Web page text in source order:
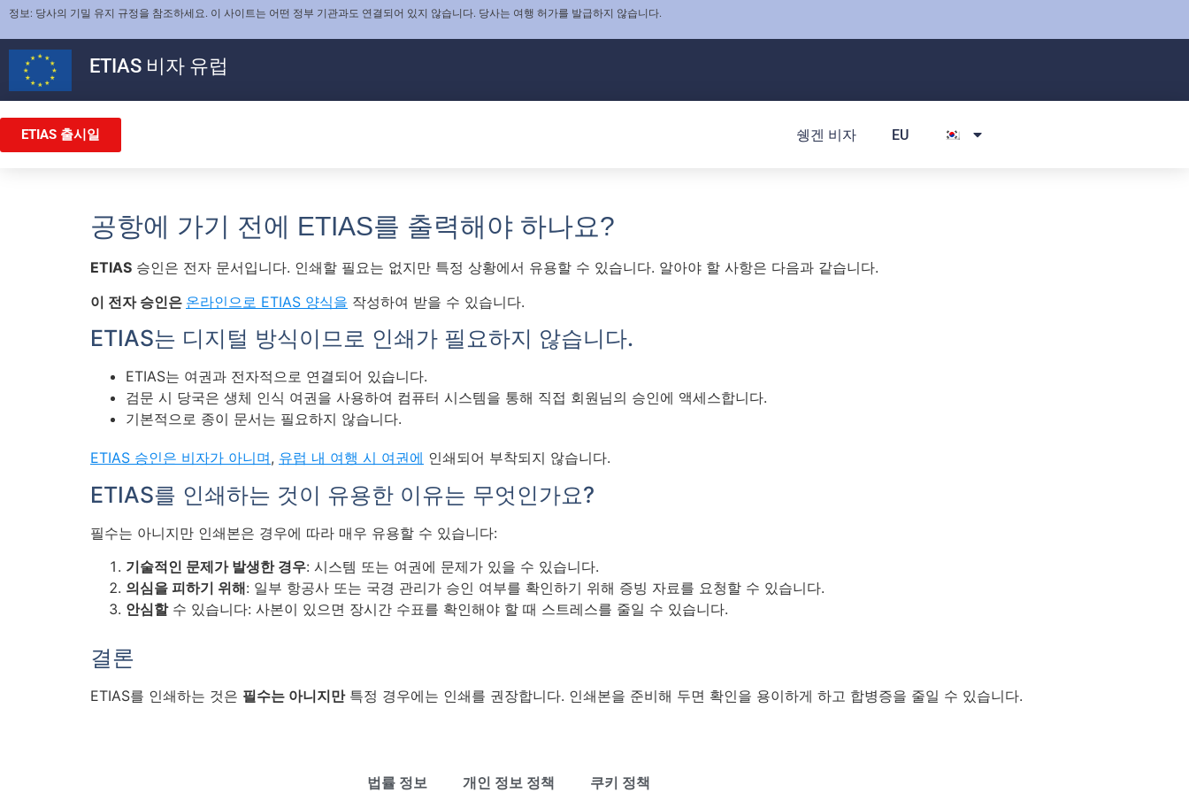
정보: 당사의 기밀 유지 규정을 참조하세요. 이 사이트는 어떤 정부 기관과도 연결되어 있지 않습니다. 당사는 여행 허가를 발급하지 않습니다.
ETIAS 비자 유럽
ETIAS 출시일 쉥겐 비자 EU
공항에 가기 전에 ETIAS를 출력해야 하나요?
ETIAS 승인은 전자 문서입니다. 인쇄할 필요는 없지만 특정 상황에서 유용할 수 있습니다. 알아야 할 사항은 다음과 같습니다.
이 전자 승인은 온라인으로 ETIAS 양식을 작성하여 받을 수 있습니다.
ETIAS는 디지털 방식이므로 인쇄가 필요하지 않습니다.
ETIAS는 여권과 전자적으로 연결되어 있습니다.
검문 시 당국은 생체 인식 여권을 사용하여 컴퓨터 시스템을 통해 직접 회원님의 승인에 액세스합니다.
기본적으로 종이 문서는 필요하지 않습니다.
ETIAS 승인은 비자가 아니며, 유럽 내 여행 시 여권에 인쇄되어 부착되지 않습니다.
ETIAS를 인쇄하는 것이 유용한 이유는 무엇인가요?
필수는 아니지만 인쇄본은 경우에 따라 매우 유용할 수 있습니다:
기술적인 문제가 발생한 경우: 시스템 또는 여권에 문제가 있을 수 있습니다.
의심을 피하기 위해: 일부 항공사 또는 국경 관리가 승인 여부를 확인하기 위해 증빙 자료를 요청할 수 있습니다.
안심할수 있습니다: 사본이 있으면 장시간 수표를 확인해야 할 때 스트레스를 줄일 수 있습니다.
결론
ETIAS를 인쇄하는 것은 필수는 아니지만특정 경우에는 인쇄를 권장합니다. 인쇄본을 준비해 두면 확인을 용이하게 하고 합병증을 줄일 수 있습니다.
법률 정보 개인 정보 정책 쿠키 정책